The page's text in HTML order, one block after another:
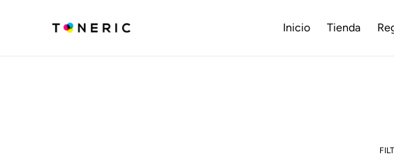
directamente
Inicio Tienda